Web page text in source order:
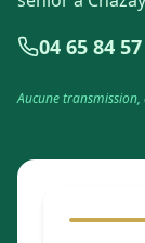
04 65 84
Aucune transmission,